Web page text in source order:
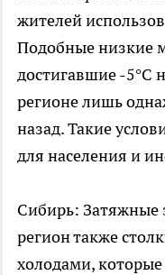
жителей
Подобные низкие
достигавшие -5°C
регионе лишь
назад. Такие
для населения и
Сибирь: Затяжные
регион также
холодами,